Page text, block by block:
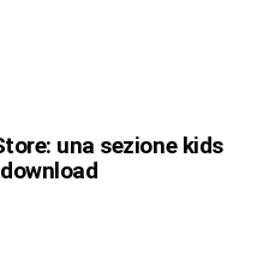
una sezione kids